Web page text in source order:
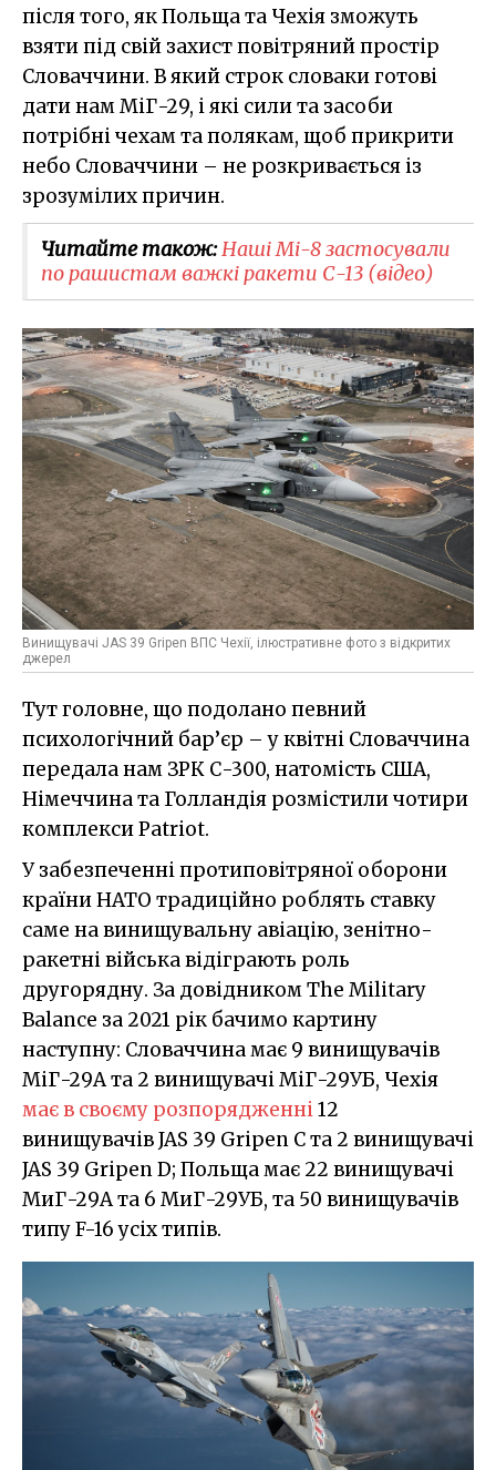
після того, як Польща та Чехія зможуть
взяти під свій захист повітряний простір
Словаччини. В який строк словаки готові
дати нам МіГ-29, і які сили та засоби
потрібні чехам та полякам, щоб прикрити
небо Словаччини – не розкривається із
зрозумілих причин.
Читайте також:Наші Мі-8 застосували
по рашистам важкі ракети С-13 (відео)
Винищувачі JAS 39 Gripen ВПС Чехії, ілюстративне фото з відкритих
джерел
Тут головне, що подолано певний
психологічний бар’єр – у квітні Словаччина
передала нам ЗРК С-300, натомість США,
Німеччина та Голландія розмістили чотири
комплекси Patriot.
У забезпеченні протиповітряної оборони
країни НАТО традиційно роблять ставку
саме на винищувальну авіацію, зенітно-
ракетні війська відіграють роль
другорядну. За довідником The Military
Balance за 2021 рік бачимо картину
наступну: Словаччина має 9 винищувачів
МіГ-29А та 2 винищувачі МіГ-29УБ, Чехія
має в своєму розпорядженні12
винищувачів JAS 39 Gripen C та 2 винищувачі
JAS 39 Gripen D; Польща має 22 винищувачі
МиГ-29А та 6 МиГ-29УБ, та 50 винищувачів
типу F-16 усіх типів.